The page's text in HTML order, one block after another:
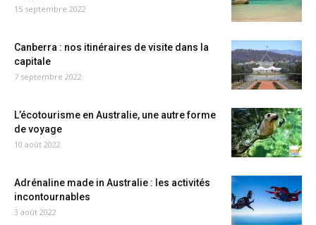
15 septembre 2022
Canberra : nos itinéraires de visite dans la
capitale
7 septembre 2022
L’écotourisme en Australie, une autre forme
de voyage
10 août 2022
Adrénaline made in Australie : les activités
incontournables
3 août 2022